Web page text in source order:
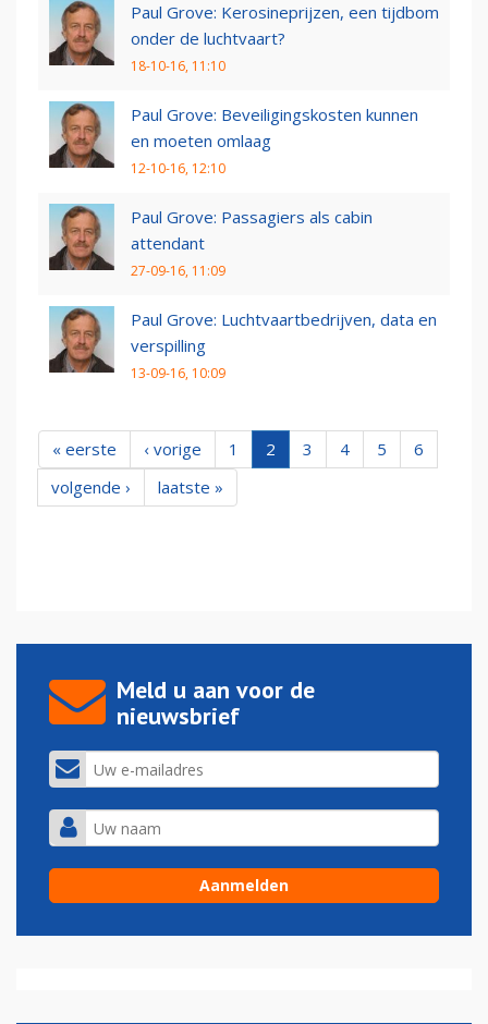
Paul Grove: Kerosineprijzen, een tijdbom
onder de luchtvaart?
18-10-16, 11:10
Paul Grove: Beveiligingskosten kunnen
en moeten omlaag
12-10-16, 12:10
Paul Grove: Passagiers als cabin
attendant
27-09-16, 11:09
Paul Grove: Luchtvaartbedrijven, data en
verspilling
13-09-16, 10:09
« eerste ‹ vorige 1 2 3 4 5
6
volgende ›
laatste »
Meld u aan voor de
nieuwsbrief